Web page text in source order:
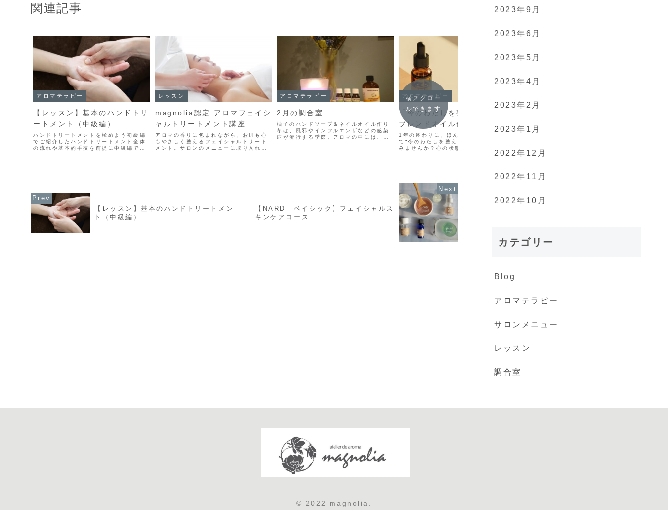
関連記事
アロマテラピー
【レッスン】基本のハンドトリ
ートメント（中級編）
ハンドトリートメントを極めよう初級編
でご紹介したハンドトリートメント全体
の流れや基本的手技を前提に中級編では
場面に対応できるためのレ...もっと見る
レッスン
magnolia認定 アロマフェイシ
ャルトリートメント講座
アロマの香りに包まれながら、お肌も心
もやさしく整えるフェイシャルトリート
メント。サロンのメニューに取り入れた
流れ・お客様のお肌に合わ...もっと見る
アロマテラピー
2月の調合室
柚子のハンドソープ＆ネイルオイル作り
冬は、風邪やインフルエンザなどの感染
症が流行する季節。アロマの中には、抗
アロマテラピー
「今のわたしを整える」アロマ
ブレンドオイル作り
1年の終わりに、ほんの少し立ち止まっ
て“今のわたしを整える時間” をつくって
みませんか？心の状態に合わせて精油を
選び、10mlのミニサイズ・アロマブレン
べる2タイプの香...もっと見る
いまの地球のこと、考えてみました地球
を癒やすことの意味過酷な猛暑の夏とな
年々増加していることによる、といわれ
ています。これに伴い、地球をとりまく
横スクロー
ルできます
【レッスン】基本のハンドトリートメン
ト（中級編）
【NARD ベイシック】フェイシャルス
キンケアコース
2023年9月
2023年6月
2023年5月
2023年4月
2023年2月
2023年1月
2022年12月
2022年11月
2022年10月
カテゴリー
Blog
アロマテラピー
サロンメニュー
レッスン
調合室
© 2022 magnolia.